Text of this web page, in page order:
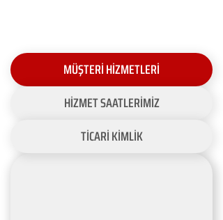
MÜŞTERİ HİZMETLERİ
HİZMET SAATLERİMİZ
TİCARİ KİMLİK